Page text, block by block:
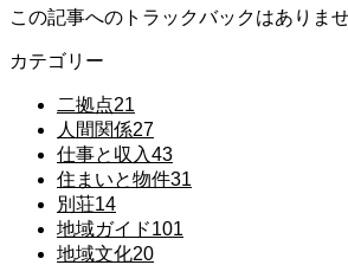
この記事へのトラックバックはありませ
カテゴリー
二拠点21
人間関係27
仕事と収入43
住まいと物件31
別荘14
地域ガイド101
地域文化20